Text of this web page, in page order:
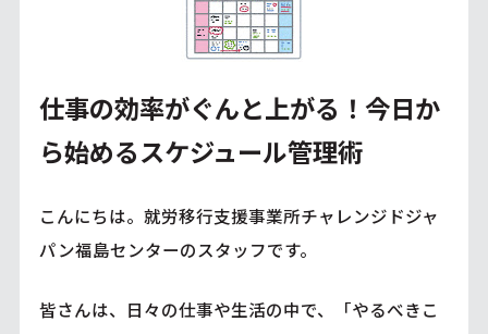
仕事の効率がぐんと上がる！今日か
ら始めるスケジュール管理術
こんにちは。就労移行支援事業所チャレンジドジャ
パン福島センターのスタッフです。
皆さんは、日々の仕事や生活の中で、「やるべきこ